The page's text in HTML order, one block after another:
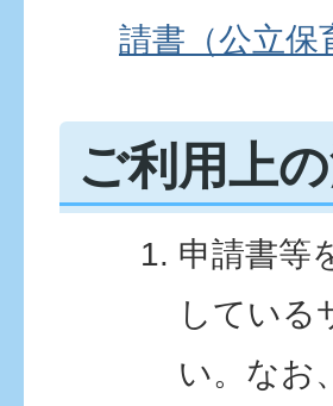
請書（公立保
ご利用上
申請書等
している
い。なお